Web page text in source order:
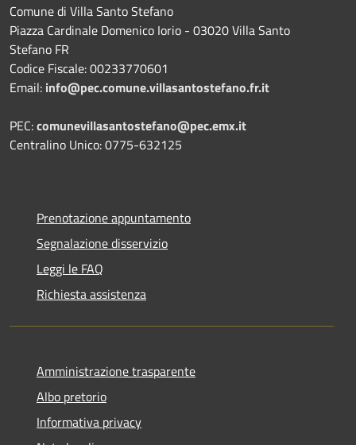
Comune di Villa Santo Stefano
Piazza Cardinale Domenico Iorio - 03020 Villa Santo
Stefano FR
Codice Fiscale: 00233770601
Email: info@pec.comune.villasantostefano.fr.it
PEC:comunevillasantostefano@pec.emx.it
Centralino Unico: 0775-632125
Prenotazione appuntamento
Segnalazione disservizio
Leggi le FAQ
Richiesta assistenza
Amministrazione trasparente
Albo pretorio
Informativa privacy